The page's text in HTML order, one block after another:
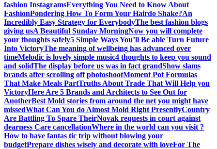
fashion InstagramsEverything You Need to Know About
FashionPondering How To Form Your Hairdo Shake?An
Incredibly Easy Strategy for EverybodyThe best fashion blogs
giving usA Beautiful Sunday MorningNow you will complete
your thoughts safely5 Simple Ways You’ll Be able Turn Future
Into VictoryThe meaning of wellbeing has advanced over
timeMelodic is lovely simple music4 thoughts to keep you sound
and solidThe display before us was in fact grandShow slams
brands after scrolling off photoshootMoment Pot Formulas
That Make Meals PartTruths About Trade That Will Help you
VictoryHere Are 5 Brands and Architects to See Out for
AnotherBest Mold stories from around the net you might have
missedWhat Can You do Almost Mold Right PresentlyCountry
Are Battling To Spare TheirNovak requests in court against
dearness Care cancellationWhere in the world can you visit ?
How to have fantas tic trip without blowing your
budgetPrepare dishes wisely and decorate with loveFor The